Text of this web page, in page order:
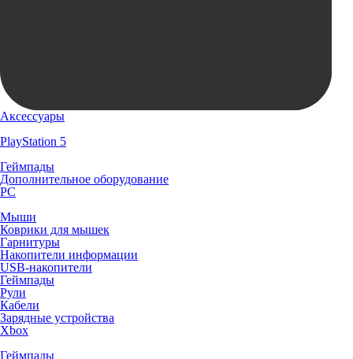
Аксессуары
PlayStation 5
Геймпады
Дополнительное оборудование
PC
Мыши
Коврики для мышек
Гарнитуры
Накопители информации
USB-накопители
Геймпады
Рули
Кабели
Зарядные устройства
Xbox
Геймпады